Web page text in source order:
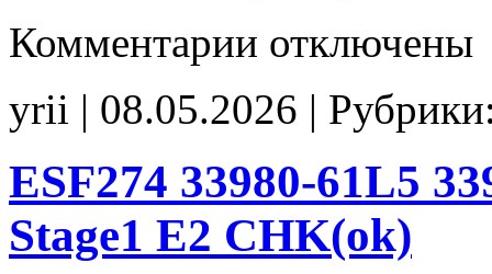
Комментарии записи
54J1
33920-
00001
E2(EGR_off)
CHK(ok)
отключены
yrii | 08.05.2026 |
ESF274 33980-61L5
Stage1 E2 CHK(ok)